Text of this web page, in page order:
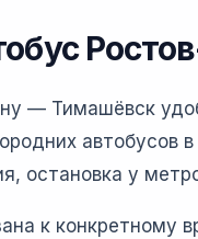
— Тимашёвск
автобусов
остановка у
к конкретному